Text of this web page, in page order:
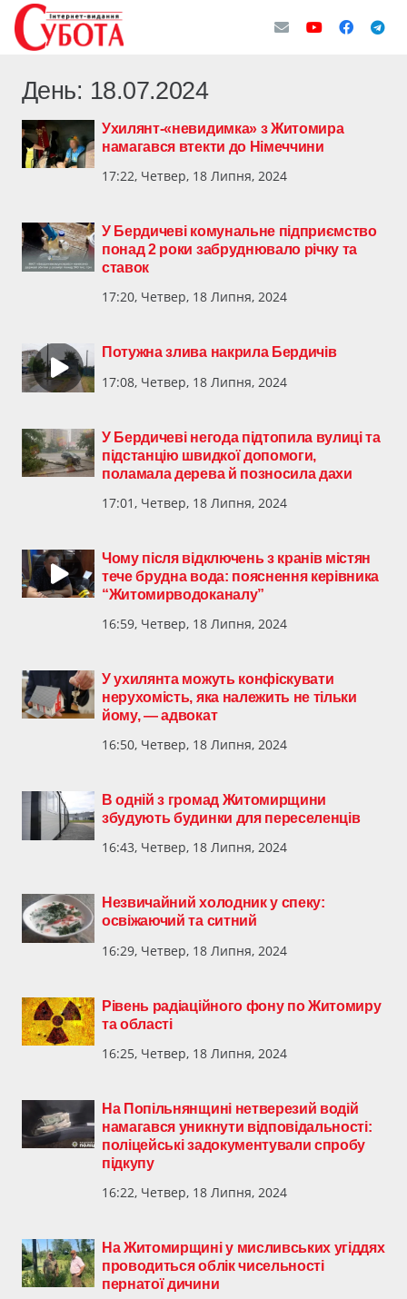
День: 18.07.2024
Ухилянт-«невидимка» з Житомира
намагався втекти до Німеччини
17:22, Четвер, 18 Липня, 2024
У Бердичеві комунальне підприємство
понад 2 роки забруднювало річку та
ставок
17:20, Четвер, 18 Липня, 2024
Потужна злива накрила Бердичів
17:08, Четвер, 18 Липня, 2024
У Бердичеві негода підтопила вулиці та
підстанцію швидкої допомоги,
поламала дерева й позносила дахи
17:01, Четвер, 18 Липня, 2024
Чому після відключень з кранів містян
тече брудна вода: пояснення керівника
“Житомирводоканалу”
16:59, Четвер, 18 Липня, 2024
У ухилянта можуть конфіскувати
нерухомість, яка належить не тільки
йому, — адвокат
16:50, Четвер, 18 Липня, 2024
В одній з громад Житомирщини
збудують будинки для переселенців
16:43, Четвер, 18 Липня, 2024
Незвичайний холодник у спеку:
освіжаючий та ситний
16:29, Четвер, 18 Липня, 2024
Рівень радіаційного фону по Житомиру
та області
16:25, Четвер, 18 Липня, 2024
На Попільнянщині нетверезий водій
намагався уникнути відповідальності:
поліцейські задокументували спробу
підкупу
16:22, Четвер, 18 Липня, 2024
На Житомирщині у мисливських угіддях
проводиться облік чисельності
пернатої дичини